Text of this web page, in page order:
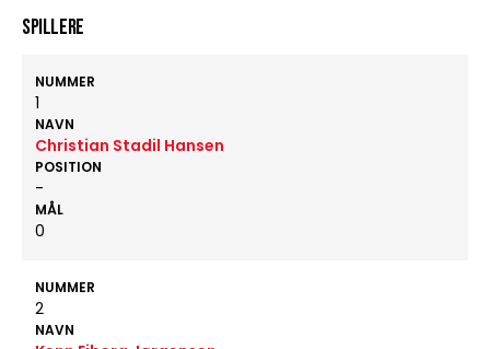
Spillere
NUMMER
1
NAVN
Christian Stadil Hansen
POSITION
-
MÅL
0
NUMMER
2
NAVN